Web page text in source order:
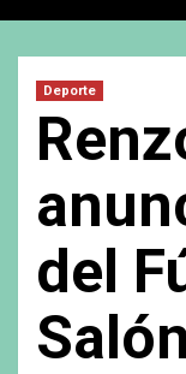
Deporte
del
Salón